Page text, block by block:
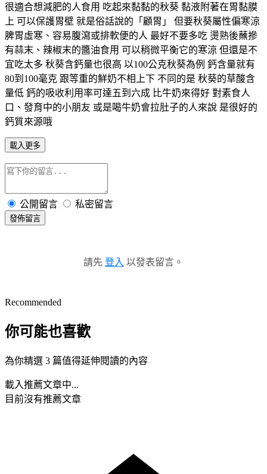
很適合想減肥的人食用 吃起來黏黏的秋葵 黏液附著在胃黏膜
上 可以保護胃壁 就是俗話說的「顧胃」 但要秋葵屬性偏寒涼
脾胃虛寒、容易腹瀉或排軟便的人 最好不要多吃 燙熟後蘸摻
有蒜末、辣椒末的醬油食用 可以稍微平衡它的寒涼 但還是不
宜吃太多 秋葵含鈣量也很高 以100公克秋葵為例 鈣含量就有
80到100毫克 跟等重的鮮奶不相上下 不同的是 秋葵的草酸含
量低 鈣的吸收利用率可達五到六成 比牛奶來得好 對素食人
口、發育中的小朋友 或是喝牛奶會拉肚子的人來說 是很好的
鈣質來源哦
載入更多
公開留言 私密留言
發佈留言
請先 登入 以發表留言。
Recommended
你可能也喜歡
為你精選 3 篇值得延伸閱讀的內容
載入推薦文章中...
目前沒有推薦文章